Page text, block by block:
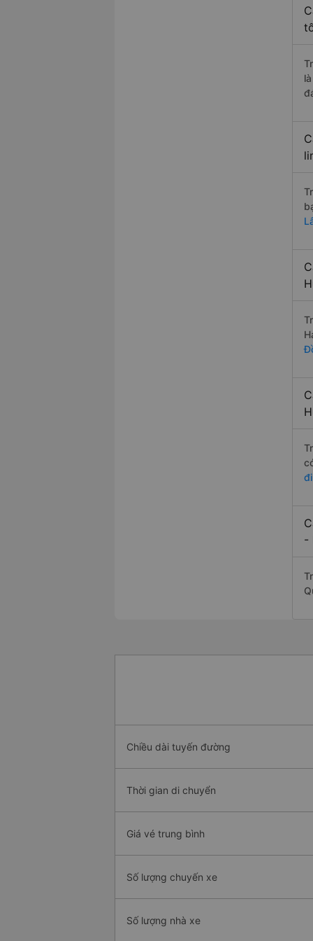
-
Chiều dài tuyến đường
Thời gian di chuyển
Giá vé trung bình
Số lượng chuyến xe
Số lượng nhà xe